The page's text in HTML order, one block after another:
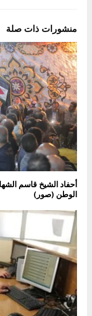
منشورات ذات صلة
أحفاد الشيخ قاسم
الوطن (صور)